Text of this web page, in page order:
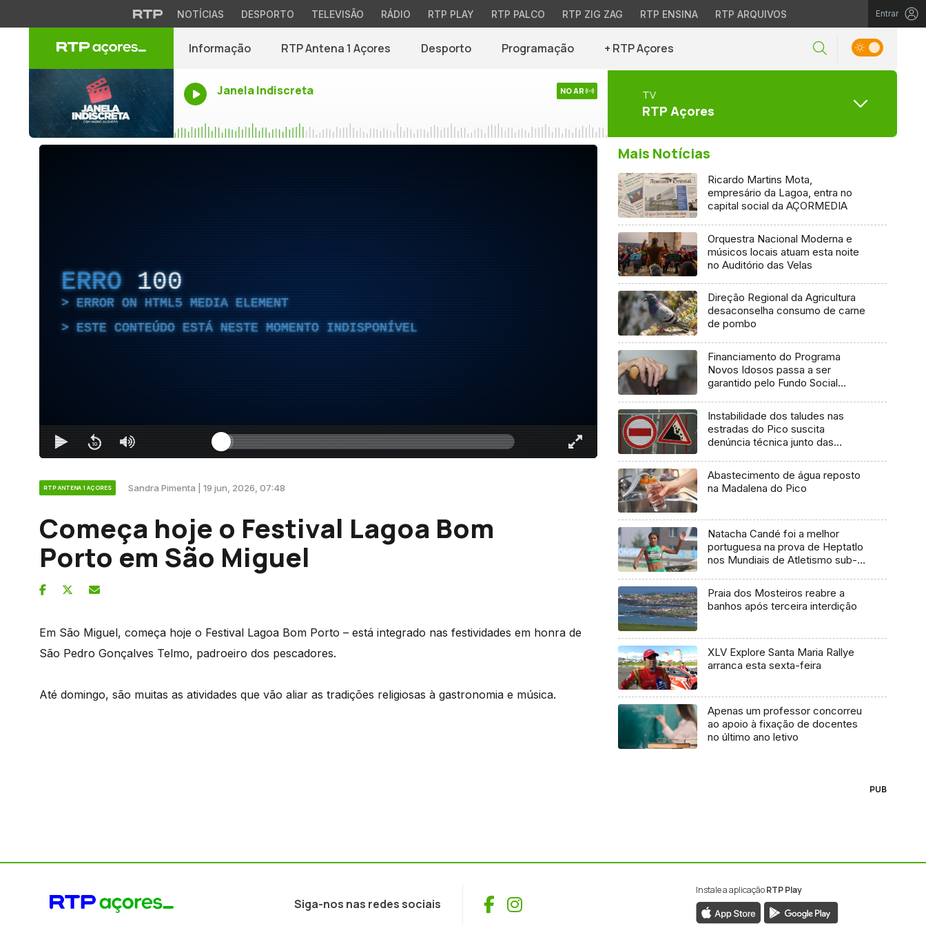
NOTÍCIAS DESPORTO TELEVISÃO RÁDIO RTP PLAY RTP PALCO RTP ZIG ZAG RTP ENSINA RTP ARQUIVOS Entrar
Informação RTP Antena 1 Açores Desporto Programação + RTP Açores
Janela Indiscreta NO AR TV
RTP Açores
ERRO 100
ERROR ON HTML5 MEDIA ELEMENT
ESTE CONTEÚDO ESTÁ NESTE MOMENTO INDISPONÍVEL
RTP ANTENA 1 AÇORES Sandra Pimenta | 19 jun, 2026, 07:48
Começa hoje o Festival Lagoa Bom
Porto em São Miguel
Em São Miguel, começa hoje o Festival Lagoa Bom Porto – está integrado nas festividades em honra de
São Pedro Gonçalves Telmo, padroeiro dos pescadores.
Até domingo, são muitas as atividades que vão aliar as tradições religiosas à gastronomia e música.
Mais Notícias
Ricardo Martins Mota,
empresário da Lagoa, entra no
capital social da AÇORMEDIA
Orquestra Nacional Moderna e
músicos locais atuam esta noite
no Auditório das Velas
Direção Regional da Agricultura
desaconselha consumo de carne
de pombo
Financiamento do Programa
Novos Idosos passa a ser
garantido pelo Fundo Social
Instabilidade dos taludes nas
estradas do Pico suscita
denúncia técnica junto das
Abastecimento de água reposto
na Madalena do Pico
Natacha Candé foi a melhor
portuguesa na prova de Heptatlo
nos Mundiais de Atletismo sub-
Praia dos Mosteiros reabre a
banhos após terceira interdição
XLV Explore Santa Maria Rallye
arranca esta sexta-feira
Apenas um professor concorreu
ao apoio à fixação de docentes
no último ano letivo
PUB
Siga-nos nas redes sociais Facebook
Instagram
Instale a aplicaçãoRTP Play